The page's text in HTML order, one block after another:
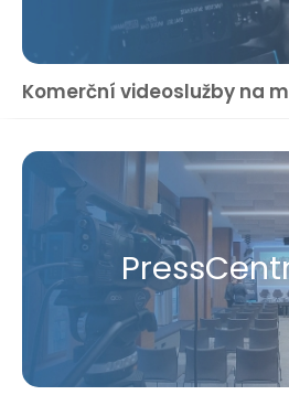
Komerční videoslužby na